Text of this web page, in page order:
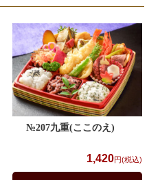
№207九重(ここのえ)
1,420円(税込)